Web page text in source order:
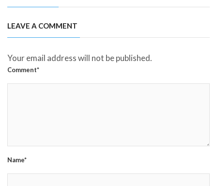
LEAVE A COMMENT
Your email address will not be published.
Comment*
Name*